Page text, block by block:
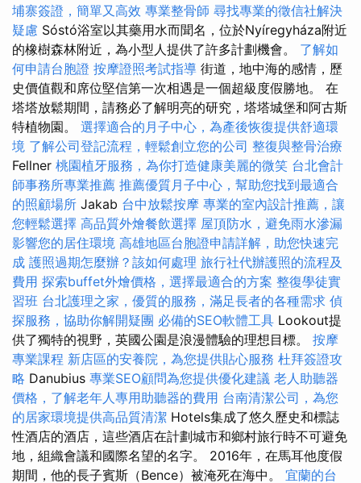
埔寨簽證，簡單又高效 專業整骨師 尋找專業的徵信社解決
疑慮 Sóstó浴室以其藥用水而聞名，位於Nyíregyháza附近
的橡樹森林附近，為小型人提供了許多計劃機會。 了解如
何申請台胞證 按摩證照考試指導 街道，地中海的感情，歷
史價值觀和席位堅信第一次相遇是一個超級度假勝地。 在
塔塔放鬆期間，請務必了解明亮的研究，塔塔城堡和阿古斯
特植物園。 選擇適合的月子中心，為產後恢復提供舒適環
境 了解公司登記流程，輕鬆創立您的公司 整復與整骨治療
Fellner 桃園植牙服務，為你打造健康美麗的微笑 台北會計
師事務所專業推薦 推薦優質月子中心，幫助您找到最適合
的照顧場所 Jakab 台中放鬆按摩 專業的室內設計推薦，讓
您輕鬆選擇 高品質外燴餐飲選擇 屋頂防水，避免雨水滲漏
影響您的居住環境 高雄地區台胞證申請詳解，助您快速完
成 護照過期怎麼辦？該如何處理 旅行社代辦護照的流程及
費用 探索buffet外燴價格，選擇最適合的方案 整復學徒實
習班 台北護理之家，優質的服務，滿足長者的各種需求 偵
探服務，協助你解開疑團 必備的SEO軟體工具 Lookout提
供了獨特的視野，英國公園是浪漫體驗的理想目標。 按摩
專業課程 新店區的安養院，為您提供貼心服務 杜拜簽證攻
略 Danubius 專業SEO顧問為您提供優化建議 老人助聽器
價格，了解老年人專用助聽器的費用 台南清潔公司，為您
的居家環境提供高品質清潔 Hotels集成了悠久歷史和標誌
性酒店的酒店，這些酒店在計劃城市和鄉村旅行時不可避免
地，組織會議和國際名望的名字。 2016年，在馬耳他度假
期間，他的長子賓斯（Bence）被淹死在海中。 宜蘭的台